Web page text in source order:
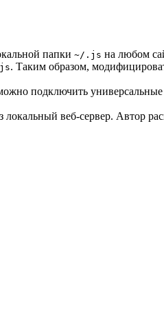
папки ~/.js на любом
. Таким образом,
подключить
локальный веб-сервер. Автор